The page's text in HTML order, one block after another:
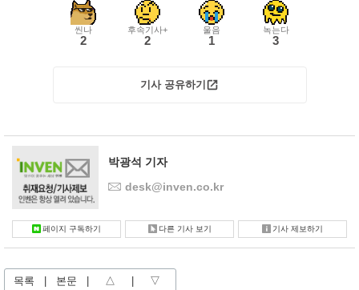
씬나
2
후속기사+
2
울음
1
녹는다
3
기사 공유하기
박광석 기자
desk@inven.co.kr
페이지 구독하기 다른 기사 보기 기사 제보하기
목록 본문 △ ▽